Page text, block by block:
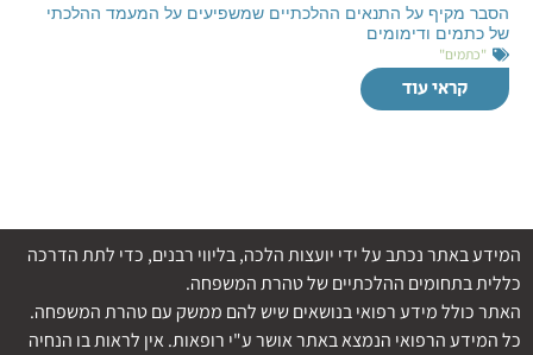
הסבר מקיף על התנאים ההלכתיים שמשפיעים על המעמד ההלכתי
של כתמים ודימומים
"כתמים"
קראי עוד
המידע באתר נכתב על ידי יועצות הלכה, בליווי רבנים, כדי לתת הדרכה
כללית בתחומים ההלכתיים של טהרת המשפחה.
האתר כולל מידע רפואי בנושאים שיש להם ממשק עם טהרת המשפחה.
כל המידע הרפואי הנמצא באתר אושר ע"י רופאות. אין לראות בו הנחיה